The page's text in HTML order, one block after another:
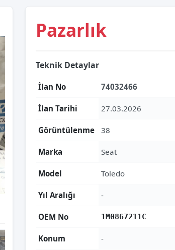
Pazarlık
Teknik Detaylar
İlan No 74032466
İlan Tarihi 27.03.2026
Görüntülenme 38
Marka Seat
Model Toledo
Yıl Aralığı -
OEM No 1M0867211C
Konum -